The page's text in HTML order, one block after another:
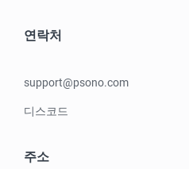
연락처
support@psono.com
디스코드
주소